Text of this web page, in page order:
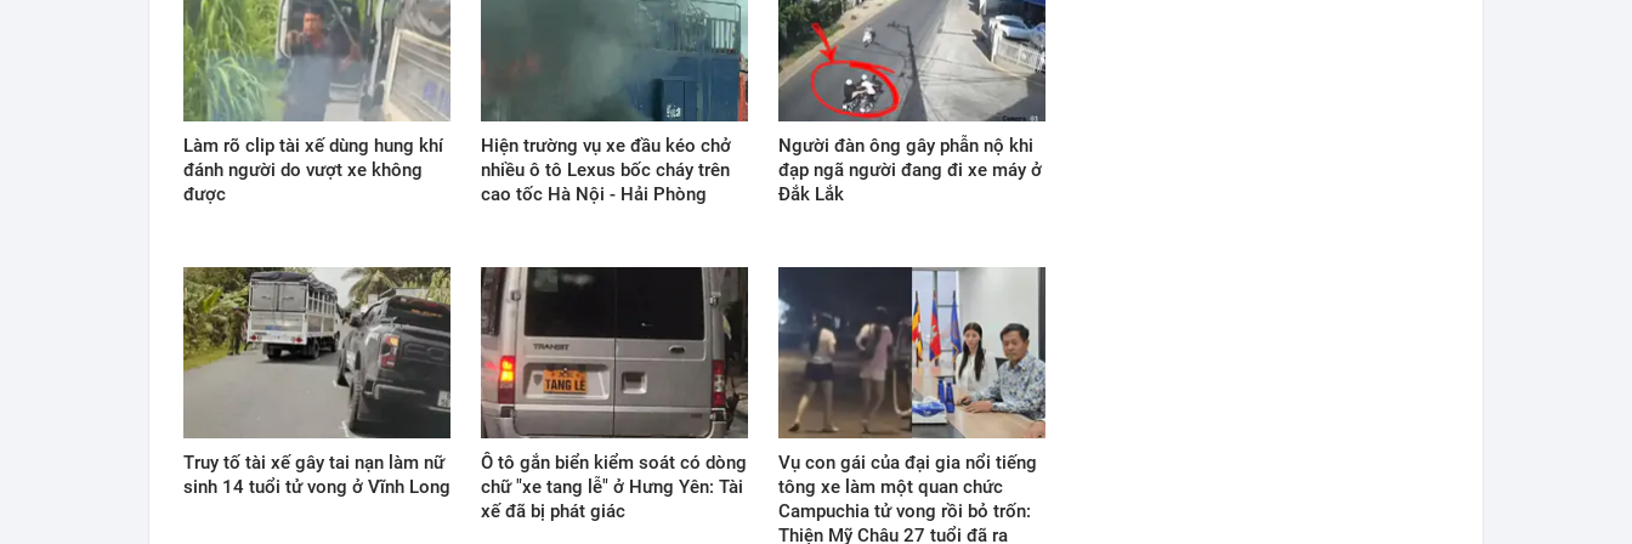
Làm rõ clip tài xế dùng hung khí
đánh người do vượt xe không
được
Hiện trường vụ xe đầu kéo chở
nhiều ô tô Lexus bốc cháy trên
cao tốc Hà Nội - Hải Phòng
Người đàn ông gây phẫn nộ khi
đạp ngã người đang đi xe máy ở
Đắk Lắk
Truy tố tài xế gây tai nạn làm nữ
sinh 14 tuổi tử vong ở Vĩnh Long
Ô tô gắn biển kiểm soát có dòng
chữ "xe tang lễ" ở Hưng Yên: Tài
xế đã bị phát giác
Vụ con gái của đại gia nổi tiếng
tông xe làm một quan chức
Campuchia tử vong rồi bỏ trốn:
Thiện Mỹ Châu 27 tuổi đã ra